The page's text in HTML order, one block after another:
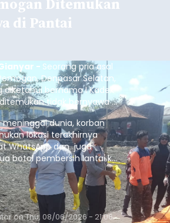
di Pantai
- Seorang pria asal
Denpasar Selatan,
diketahui bernama I Kadek
tidak bernyawa di
Sukawati.
dunia, korban
lokasi terakhirnya
WhatsApp dan juga
botol pembersih lantai ke
onThu, 08/06/2026 - 21:06